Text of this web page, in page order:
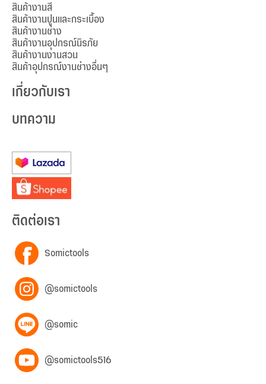
สินค้างานสี
สินค้างานปูนและกระเบื้อง
สินค้างานช่าง
สินค้างานอุปกรณ์นิรภัย
สินค้างานงานสวน
สินค้าอุปกรณ์งานช่างอื่นๆ
เกี่ยวกับเรา
บทความ
ติดต่อเรา
Somictools
@somictools
@somic
@somictools516